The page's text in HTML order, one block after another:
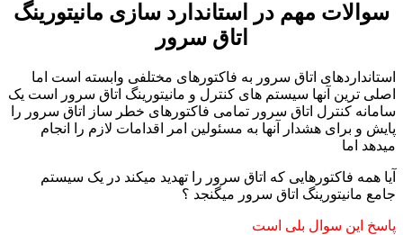
سوالات مهم در استاندارد سازی مانیتورینگ
اتاق سرور
استانداردهای اتاق سرور به فاکتورهای مختلفی وابسته است اما
اصلی ترین آنها سیستم های کنترل و مانیتورینگ اتاق سرور است یک
سامانه کنترل اتاق سرور تمامی فاکتورهای خطر ساز اتاق سرور را
پایش و برای هشدار آنها به مسئولین امر اقدامات لازم را انجام
میدهد اما
جامع مانیتورینگ اتاق سرور میگنجد ؟
پاسخ این سوال بلی است